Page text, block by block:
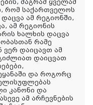
მაგრამ ყველამ
რომ საქართველოს
ამ რეგიონში,
ამ რეგიონის
ხალხის დაცვა
რამე
ვერ დაიცავთ ამ
დაიცვათ
და როგორც
კანონი და
ამ არჩევნების